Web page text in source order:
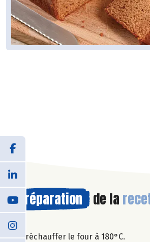
Préparation de la
Préchauffer le four à 180°C.